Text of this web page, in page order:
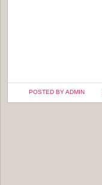
POSTED BY ADMIN